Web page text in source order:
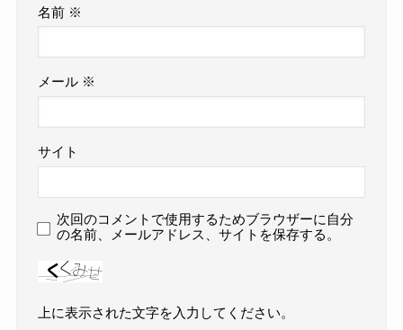
名前 ※
メール ※
サイト
次回のコメントで使用するためブラウザーに自分
の名前、メールアドレス、サイトを保存する。
上に表示された文字を入力してください。